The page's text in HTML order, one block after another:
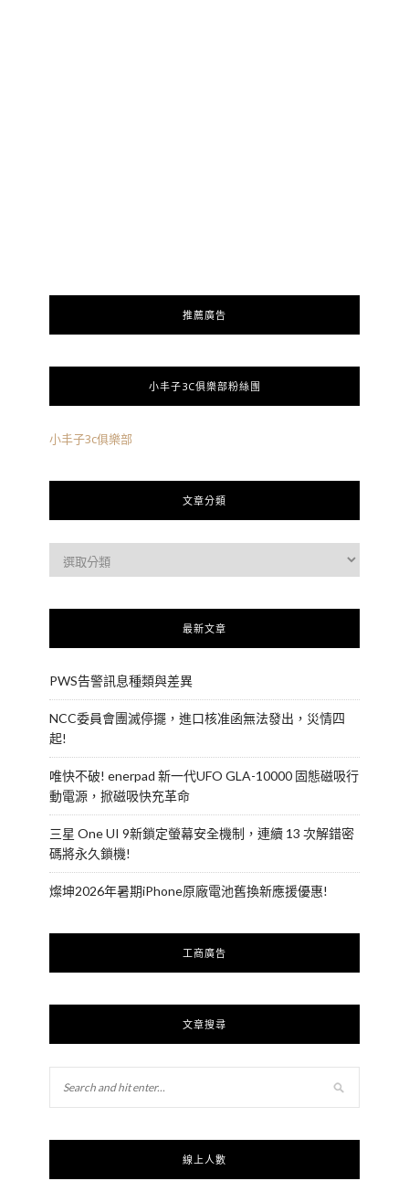
推薦廣告
小丰子3C俱樂部粉絲團
小丰子3c俱樂部
文章分類
最新文章
PWS告警訊息種類與差異
NCC委員會團滅停擺，進口核准函無法發出，災情四
起!
唯快不破! enerpad 新一代UFO GLA-10000 固態磁吸行
動電源，掀磁吸快充革命
三星 One UI 9新鎖定螢幕安全機制，連續 13 次解錯密
碼將永久鎖機!
燦坤2026年暑期iPhone原廠電池舊換新應援優惠!
工商廣告
文章搜尋
線上人數